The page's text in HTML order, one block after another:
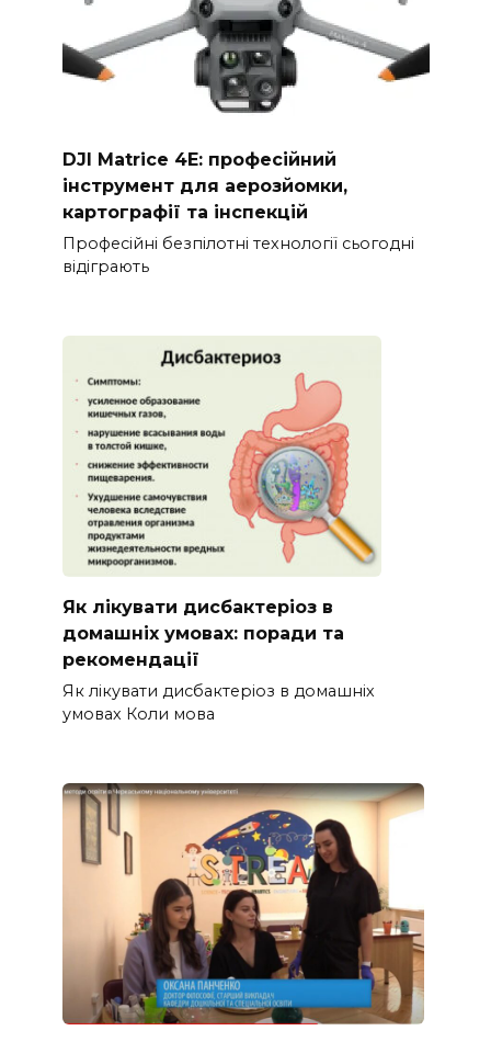
DJI Matrice 4E: професійний
інструмент для аерозйомки,
картографії та інспекцій
Професійні безпілотні технології сьогодні
відіграють
Як лікувати дисбактеріоз в
домашніх умовах: поради та
рекомендації
Як лікувати дисбактеріоз в домашніх
умовах Коли мова